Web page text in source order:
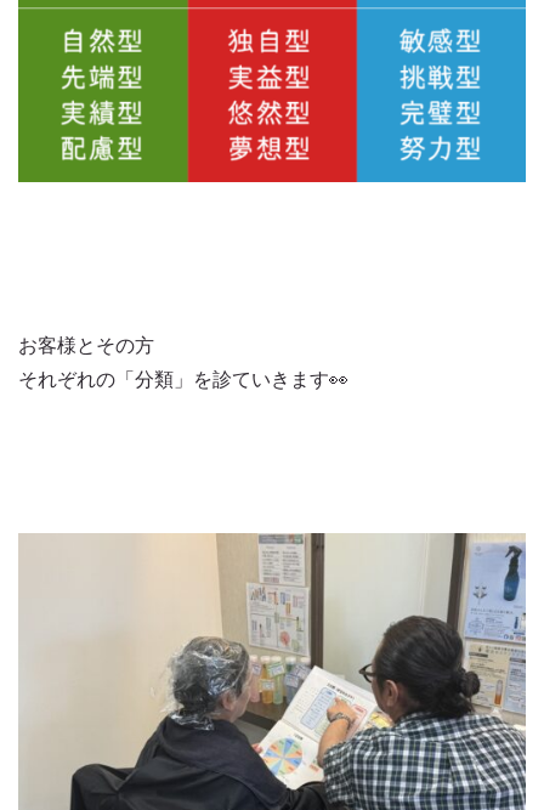
お客様とその方
それぞれの「分類」を診ていきます👀